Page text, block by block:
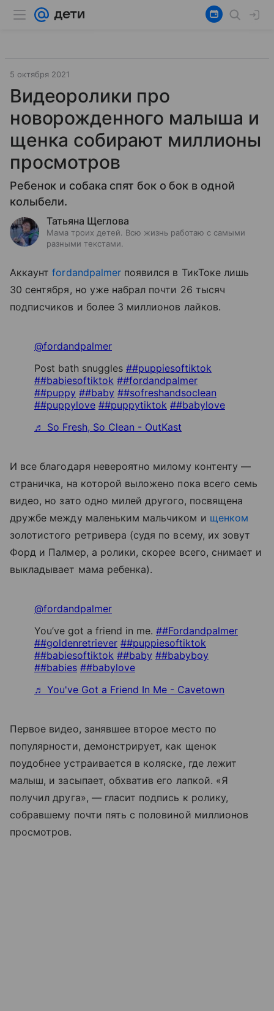
5 октября 2021
Видеоролики про
новорожденного малыша и
щенка собирают миллионы
просмотров
Ребенок и собака спят бок о бок в одной
колыбели.
Татьяна Щеглова
Мама троих детей. Всю жизнь работаю с самыми
разными текстами.
Аккаунтfordandpalmer появился в ТикТоке лишь
30 сентября, но уже набрал почти 26 тысяч
подписчиков и более 3 миллионов лайков.
@fordandpalmer
Post bath snuggles ##puppiesoftiktok
##babiesoftiktok ##fordandpalmer
##puppy ##baby ##sofreshandsoclean
##puppylove ##puppytiktok ##babylove
♬ So Fresh, So Clean - OutKast
И все благодаря невероятно милому контенту —
страничка, на которой выложено пока всего семь
видео, но зато одно милей другого, посвящена
дружбе между маленьким мальчиком и щенком
золотистого ретривера (судя по всему, их зовут
Форд и Палмер, а ролики, скорее всего, снимает и
выкладывает мама ребенка).
@fordandpalmer
You’ve got a friend in me. ##Fordandpalmer
##goldenretriever ##puppiesoftiktok
##babiesoftiktok ##baby ##babyboy
##babies ##babylove
♬ You've Got a Friend In Me - Cavetown
Первое видео, занявшее второе место по
популярности, демонстрирует, как щенок
поудобнее устраивается в коляске, где лежит
малыш, и засыпает, обхватив его лапкой. «Я
получил друга», — гласит подпись к ролику,
собравшему почти пять с половиной миллионов
просмотров.